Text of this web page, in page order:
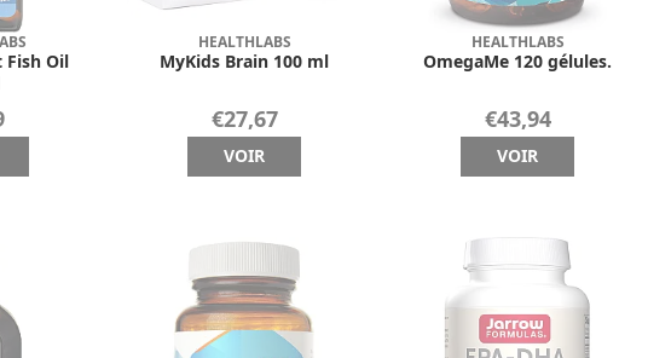
Fish Oil
HEALTHLABS
MyKids Brain 100 ml
€27,67
VOIR
HEALTHLABS
OmegaMe 120 gélules.
€43,94
VOIR